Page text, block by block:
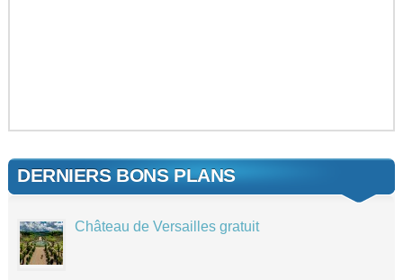
DERNIERS BONS PLANS
Château de Versailles gratuit